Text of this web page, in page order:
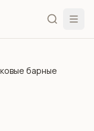
барные